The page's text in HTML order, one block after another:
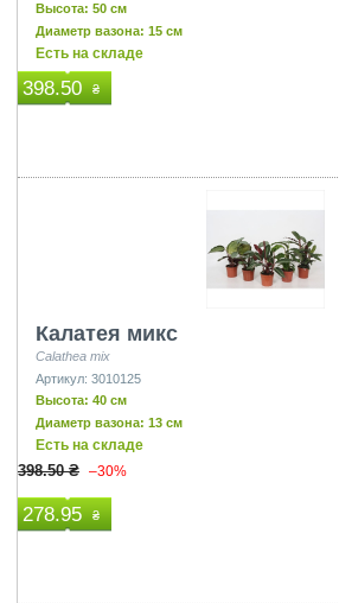
Высота: 50 см
Диаметр вазона: 15 см
Есть на складе
398.50 ₴
Калатея микс
Calathea mix
Артикул: 3010125
Высота: 40 см
Диаметр вазона: 13 см
Есть на складе
398.50 ₴ –30%
278.95 ₴